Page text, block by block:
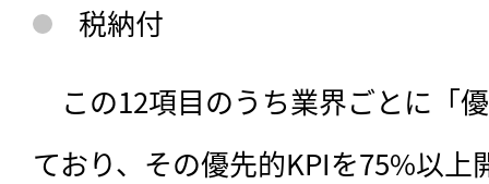
税納付
この12項目のうち業界ごとに「
ており、その優先的KPIを75%以上